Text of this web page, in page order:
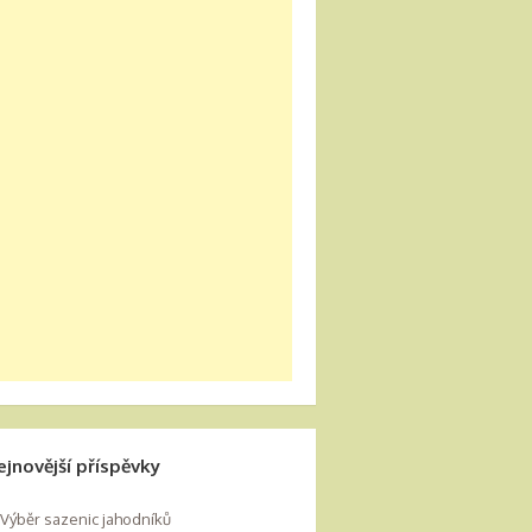
příspěvky
Výběr sazenic jahodníků